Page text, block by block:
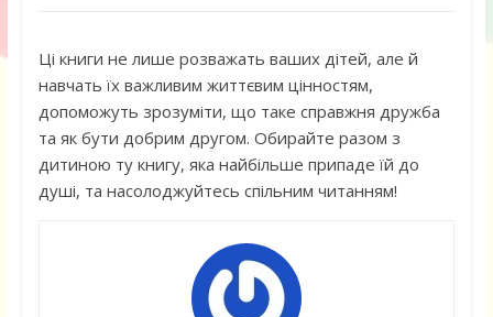
Ці книги не лише розважать ваших дітей, але й
навчать їх важливим життєвим цінностям,
допоможуть зрозуміти, що таке справжня дружба
та як бути добрим другом. Обирайте разом з
дитиною ту книгу, яка найбільше припаде їй до
душі, та насолоджуйтесь спільним читанням!